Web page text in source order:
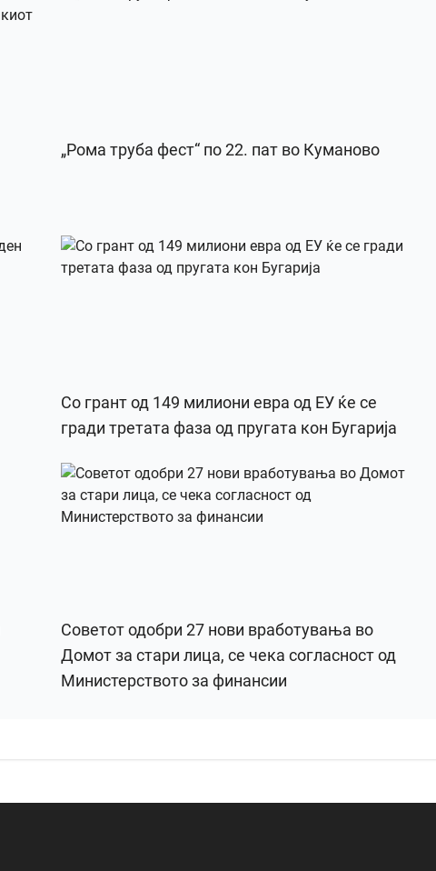
„Рома труба фест“ по 22. пат во Куманово
Со грант од 149 милиони евра од ЕУ ќе се
гради третата фаза од пругата кон Бугарија
Советот одобри 27 нови вработувања во
Домот за стари лица, се чека согласност од
Министерството за финансии